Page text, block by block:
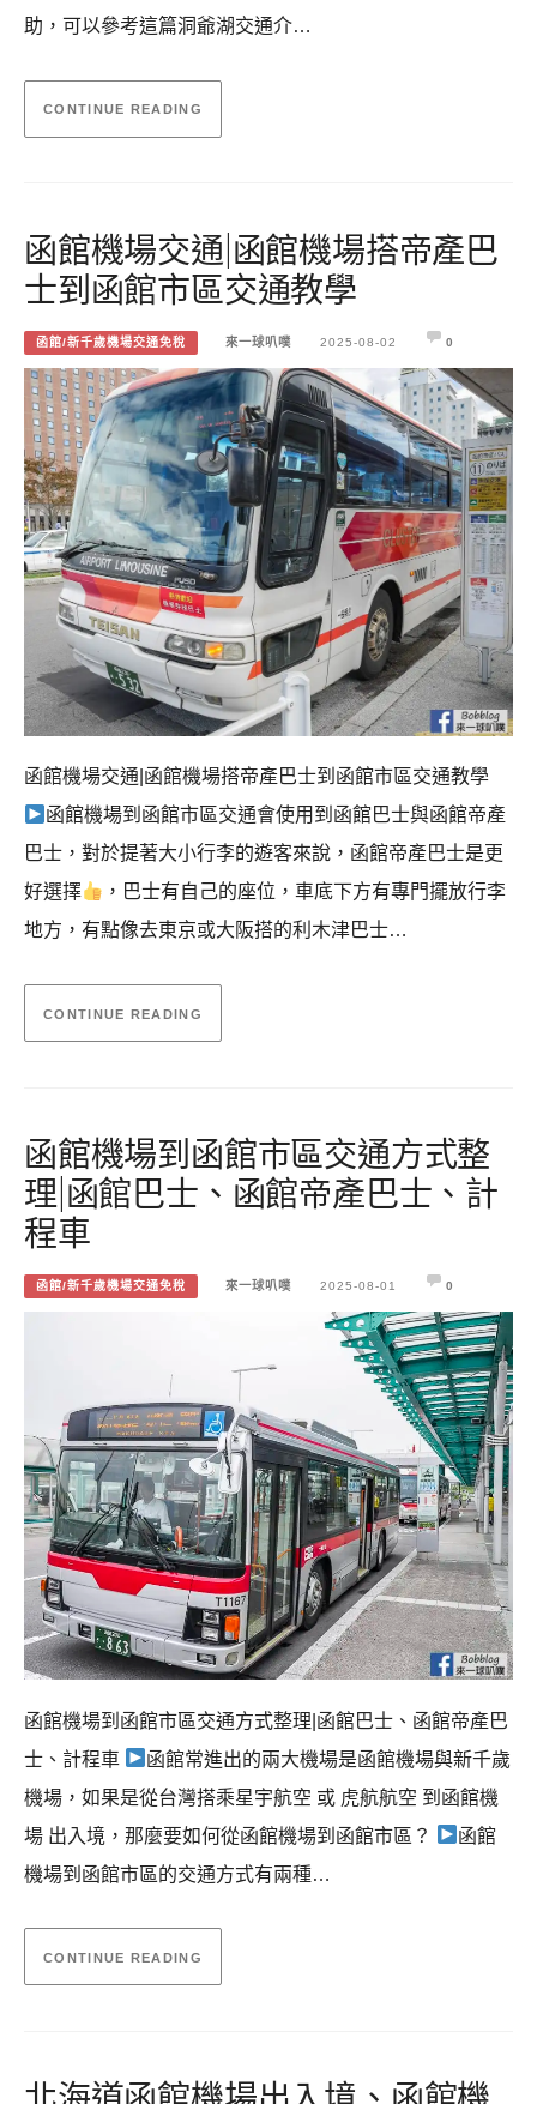
助，可以參考這篇洞爺湖交通介…
CONTINUE READING
函館機場交通|函館機場搭帝產巴
士到函館市區交通教學
函館/新千歲機場交通免稅 來一球叭噗 2025-08-02 0
函館機場交通|函館機場搭帝產巴士到函館市區交通教學
函館機場到函館市區交通會使用到函館巴士與函館帝產
巴士，對於提著大小行李的遊客來說，函館帝產巴士是更
好選擇
，巴士有自己的座位，車底下方有專門擺放行李
地方，有點像去東京或大阪搭的利木津巴士…
CONTINUE READING
函館機場到函館市區交通方式整
理|函館巴士、函館帝產巴士、計
程車
函館/新千歲機場交通免稅 來一球叭噗 2025-08-01 0
函館機場到函館市區交通方式整理|函館巴士、函館帝產巴
士、計程車
函館常進出的兩大機場是函館機場與新千歲
機場，如果是從台灣搭乘星宇航空 或 虎航航空 到函館機
場 出入境，那麼要如何從函館機場到函館市區？
函館
機場到函館市區的交通方式有兩種…
CONTINUE READING